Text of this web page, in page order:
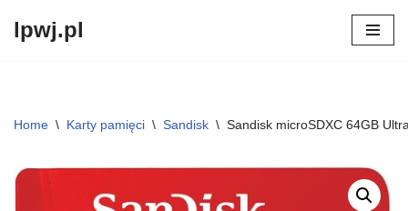
lpwj.pl
Home \ Karty pamięci \ Sandisk \ Sandisk microSDXC 64GB